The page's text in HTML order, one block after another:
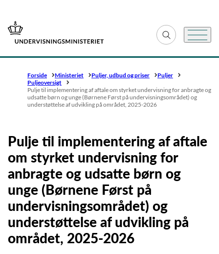
Gå til forsiden Fold søgefelt ud
Menu
Forside Ministeriet Puljer, udbud og priser
Puljer
Puljeoversigt
Pulje til implementering af aftale om styrket undervisning for anbragte og
udsatte børn og unge (Børnene Først på undervisningsområdet) og
understøttelse af udvikling på området, 2025-2026
Pulje til implementering af aftale
om styrket undervisning for
anbragte og udsatte børn og
unge (Børnene Først på
undervisningsområdet) og
understøttelse af udvikling på
området, 2025-2026